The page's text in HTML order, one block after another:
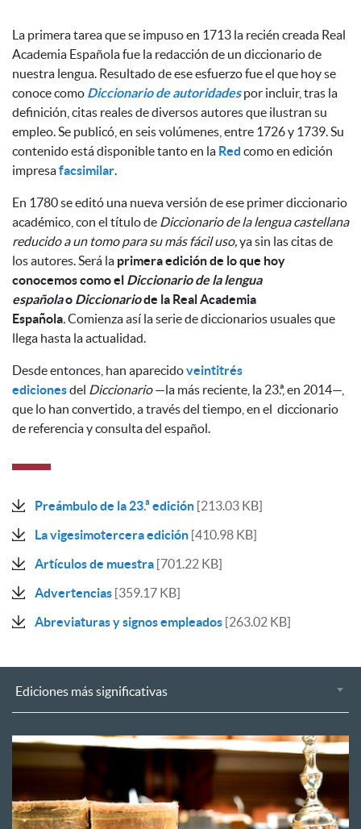
La primera tarea que se impuso en 1713 la recién creada Real
Academia Española fue la redacción de un diccionario de
nuestra lengua. Resultado de ese esfuerzo fue el que hoy se
conoce como Diccionario de autoridades por incluir, tras la
definición, citas reales de diversos autores que ilustran su
empleo. Se publicó, en seis volúmenes, entre 1726 y 1739. Su
contenido está disponible tanto en la Red como en edición
impresafacsimilar.
En 1780 se editó una nueva versión de ese primer diccionario
académico, con el título de Diccionario de la lengua castellana
reducido a un tomo para su más fácil uso,ya sin las citas de
los autores. Será la primera edición de lo que hoy
conocemos como el Diccionario de la lengua
españolao Diccionariode la Real Academia
Española.Comienza así la serie de diccionarios usuales que
llega hasta la actualidad.
Desde entonces, han aparecidoveintitrés
edicionesdel Diccionario—la más reciente, la 23.ª, en 2014—,
que lo han convertido, a través del tiempo, en el diccionario
de referencia y consulta del español.
Preámbulo de la 23.ª edición [213.03 KB]
La vigesimotercera edición [410.98 KB]
Artículos de muestra [701.22 KB]
Advertencias [359.17 KB]
Abreviaturas y signos empleados [263.02 KB]
Ediciones más significativas